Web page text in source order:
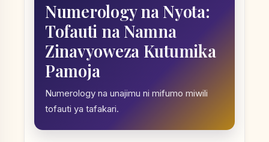
Numerology na Nyota:
Tofauti na Namna
Zinavyoweza Kutumika
Pamoja
Numerology na unajimu ni mifumo miwili
tofauti ya tafakari.